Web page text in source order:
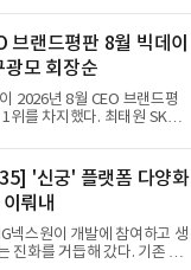
만으로 선박의 탄소 배출량
, 연료 소비를 최소화하는 운
다.오션와이즈의 핵심 기능은
간 관리 예측, 시 기반 최적
이다. HD현대오일뱅크와의
, 10만6000km 항해를 통해
효과를 입증했다. 이는 연간 1
브랜드평판 8월 빅데이
광모 회장순
2026년 8월 CEO 브랜드평
위를 차지했다. 최태원 SK그
구창환)는 빅데이터뉴스와
드를 대상으로 2026년 7월 6
된 소비자 빅데이터
과, 삼성 이재용 회장이 브
를 기록하며 8월 1위에 올랐
용된 빅데이터는 지난 7월
감소한 수치다.8월
'신궁' 플랫폼 다양화
뤄내
넥스원이 개발에 참여하고 생
진화를 거듭해 갔다. 기존 무